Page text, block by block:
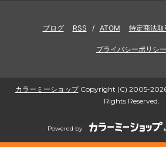
ブログ RSS / ATOM 特定商法
プライバシーポリシー
カラーミーショップCopyright (C) 2005-
Rights Reserved.
Powered by